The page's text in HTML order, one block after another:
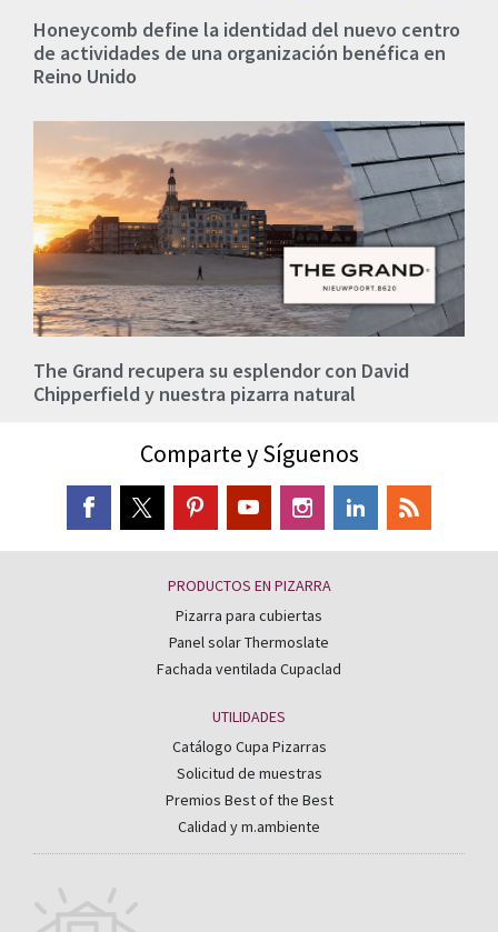
Honeycomb define la identidad del nuevo centro
de actividades de una organización benéfica en
Reino Unido
The Grand recupera su esplendor con David
Chipperfield y nuestra pizarra natural
Comparte y Síguenos
PRODUCTOS EN PIZARRA
Pizarra para cubiertas
Panel solar Thermoslate
Fachada ventilada Cupaclad
UTILIDADES
Catálogo Cupa Pizarras
Solicitud de muestras
Premios Best of the Best
Calidad y m.ambiente